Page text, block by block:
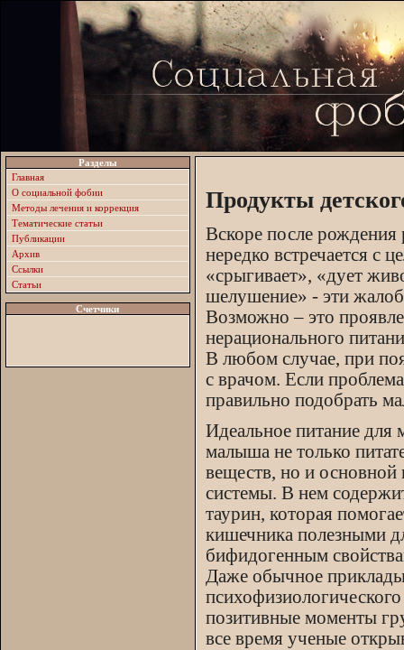
Разделы
Главная
О социальной фобии
Методы лечения и коррекция
Тематические статьи
Публикации
Архив
Ссылки
Статьи
Счетчики
Продукты
Вскоре после рождения
нередко встречается с
«срыгивает», «дует
шелушение» - эти
Возможно – это
нерационального
В любом случае, при
с врачом. Если
правильно подобрать
Идеальное питание для
малыша не только
веществ, но и
системы. В нем
таурин, которая
кишечника полезными
бифидогенным
Даже обычное
позитивные моменты
все время ученые